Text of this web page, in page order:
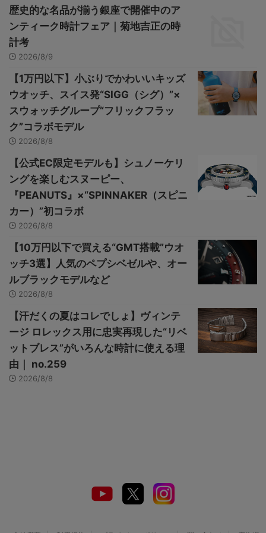
歴史的な名品が揃う銀座で開催中のア
ンティーク時計フェア｜菊地吉正の時
計考
2026/8/9
【1万円以下】小ぶりでかわいいキッズ
ウオッチ、スイス発“SIGG（シグ）”×
スウォッチグループ“フリックフラッ
ク”コラボモデル
2026/8/8
【公式EC限定モデルも】シュノーケリ
ングを楽しむスヌーピー、
『PEANUTS』×“SPINNAKER（スピニ
カー）”初コラボ
2026/8/8
【10万円以下で買える“GMT搭載”ウオ
ッチ3選】人気のペプシベゼルや、オー
ルブラックモデルなど
2026/8/8
【汗だくの夏はコレでしょ】ヴィンテ
ージ ロレックス用に忠実再現した“リベ
ットブレス”がいろんな時計に使える理
由｜ no.259
2026/8/8